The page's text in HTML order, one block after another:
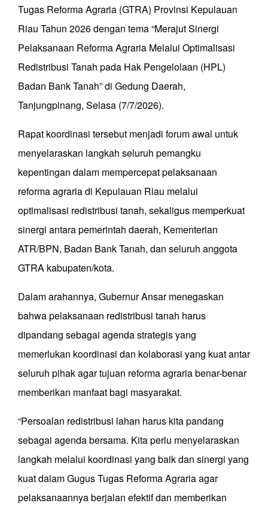
Tugas Reforma Agraria (GTRA) Provinsi Kepulauan
Riau Tahun 2026 dengan tema “Merajut Sinergi
Pelaksanaan Reforma Agraria Melalui Optimalisasi
Redistribusi Tanah pada Hak Pengelolaan (HPL)
Badan Bank Tanah” di Gedung Daerah,
Tanjungpinang, Selasa (7/7/2026).
Rapat koordinasi tersebut menjadi forum awal untuk
menyelaraskan langkah seluruh pemangku
kepentingan dalam mempercepat pelaksanaan
reforma agraria di Kepulauan Riau melalui
optimalisasi redistribusi tanah, sekaligus memperkuat
sinergi antara pemerintah daerah, Kementerian
ATR/BPN, Badan Bank Tanah, dan seluruh anggota
GTRA kabupaten/kota.
Dalam arahannya, Gubernur Ansar menegaskan
bahwa pelaksanaan redistribusi tanah harus
dipandang sebagai agenda strategis yang
memerlukan koordinasi dan kolaborasi yang kuat antar
seluruh pihak agar tujuan reforma agraria benar-benar
memberikan manfaat bagi masyarakat.
“Persoalan redistribusi lahan harus kita pandang
sebagai agenda bersama. Kita perlu menyelaraskan
langkah melalui koordinasi yang baik dan sinergi yang
kuat dalam Gugus Tugas Reforma Agraria agar
pelaksanaannya berjalan efektif dan memberikan